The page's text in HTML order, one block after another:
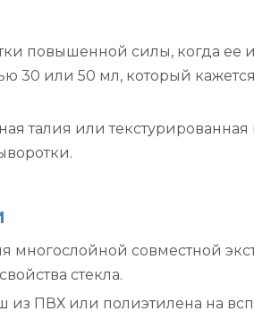
повышенной силы, когда ее
30 или 50 мл, который
талия или текстурированная
многослойной совместной
стекла.
из ПВХ или полиэтилена на